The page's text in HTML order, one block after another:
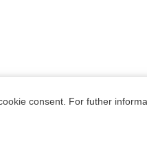
consent. For futher